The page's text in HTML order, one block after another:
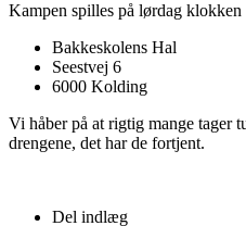
Kampen spilles på lørdag klokken
Bakkeskolens Hal
Seestvej 6
6000 Kolding
Vi håber på at rigtig mange tager
drengene, det har de fortjent.
Del indlæg